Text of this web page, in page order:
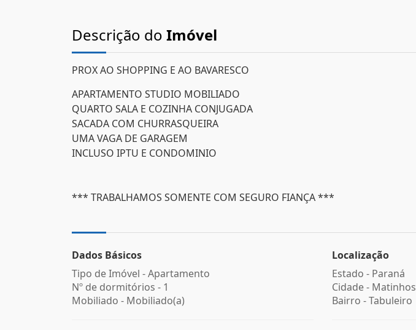
Descrição do Imóvel
PROX AO SHOPPING E AO BAVARESCO
APARTAMENTO STUDIO MOBILIADO
QUARTO SALA E COZINHA CONJUGADA
SACADA COM CHURRASQUEIRA
UMA VAGA DE GARAGEM
INCLUSO IPTU E CONDOMINIO
*** TRABALHAMOS SOMENTE COM SEGURO FIANÇA ***
Dados Básicos
Tipo de Imóvel - Apartamento
Nº de dormitórios - 1
Mobiliado - Mobiliado(a)
Localização
Estado - Paraná
Cidade - Matinhos
Bairro -Tabuleiro